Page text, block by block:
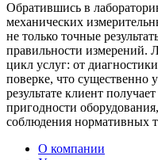
Обратившись в
механических
не только точные
правильности измерений.
цикл услуг: от
поверке, что существенно
результате клиент
пригодности
соблюдения нормативных
О компании